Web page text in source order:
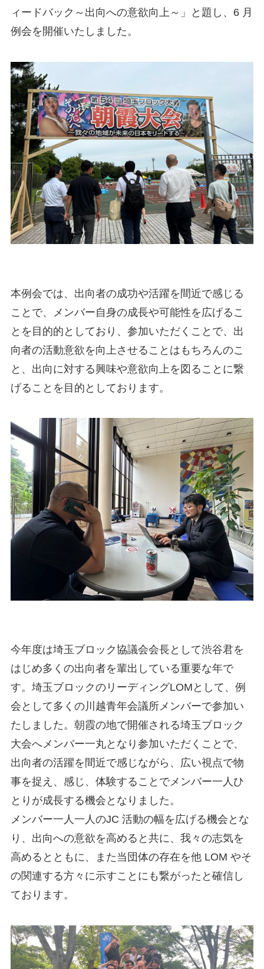
ィードバック～出向への意欲向上～」と題し、6 月
例会を開催いたしました。
本例会では、出向者の成功や活躍を間近で感じる
ことで、メンバー自身の成長や可能性を広げるこ
とを目的的としており、参加いただくことで、出
向者の活動意欲を向上させることはもちろんのこ
と、出向に対する興味や意欲向上を図ることに繋
げることを目的としております。
今年度は埼玉ブロック協議会会長として渋谷君を
はじめ多くの出向者を輩出している重要な年で
す。埼玉ブロックのリーディングLOMとして、例
会として多くの川越青年会議所メンバーで参加い
たしました。朝霞の地で開催される埼玉ブロック
大会へメンバー一丸となり参加いただくことで、
出向者の活躍を間近で感じながら、広い視点で物
事を捉え、感じ、体験することでメンバー一人ひ
とりが成長する機会となりました。
メンバー一人一人のJC 活動の幅を広げる機会とな
り、出向への意欲を高めると共に、我々の志気を
高めるとともに、また当団体の存在を他 LOM やそ
の関連する方々に示すことにも繋がったと確信し
ております。